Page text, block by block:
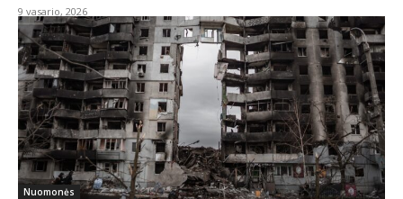
9 vasario, 2026
Nuomonės